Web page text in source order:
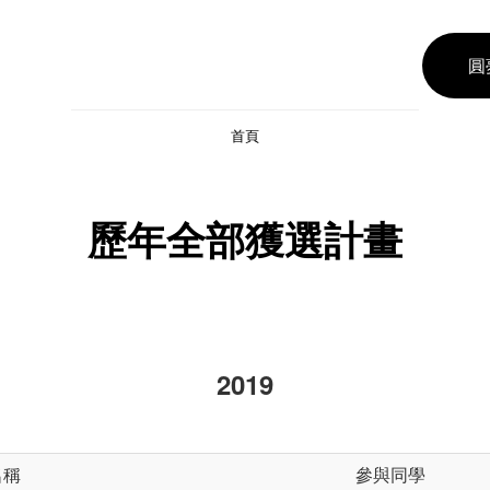
首頁
歷年全部獲選計畫
2019
參與同學